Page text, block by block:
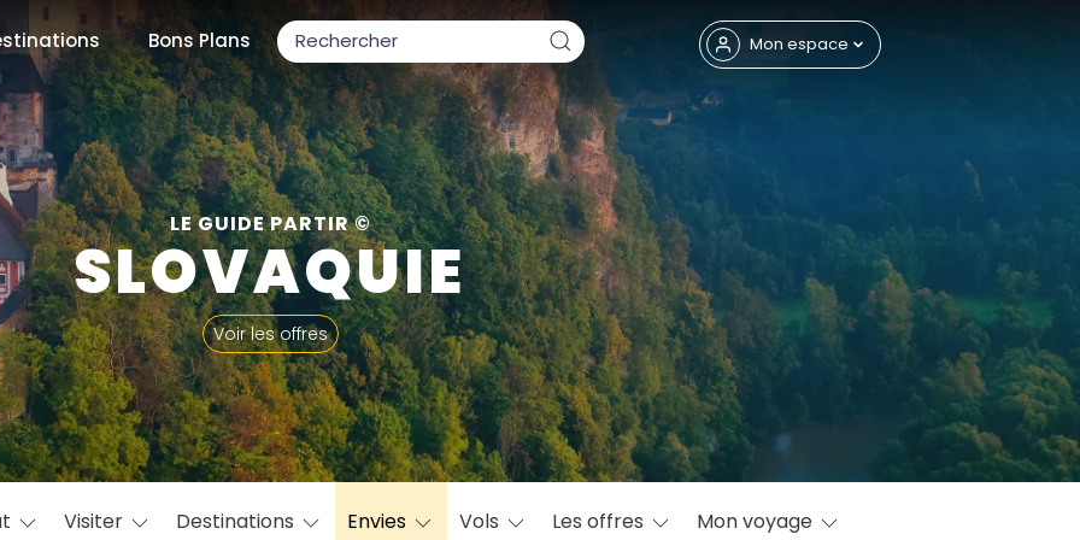
Bons Plans Mon espace
LE GUIDE PARTIR ©
SLOVAQUIE
Voir les offres
Visiter Destinations Envies Vols Les offres Mon voyage
Fermer
populaires
mois
Février Mars Avril Mai Juin Juillet Août
Septembre
Novembre Décembre